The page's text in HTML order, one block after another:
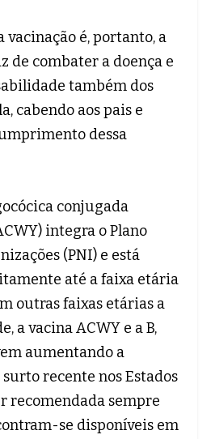
vacinação é, portanto, a
de combater a doença e
também dos
cabendo aos pais e
dessa
conjugada
integra o Plano
(PNI) e está
até a faixa etária
outras faixas etárias a
a vacina ACWY e a B,
aumentando a
recente nos Estados
recomendada sempre
se disponíveis em